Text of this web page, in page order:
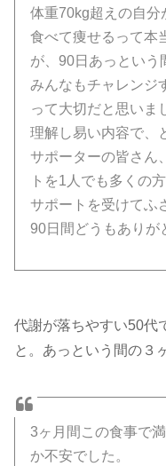
体重70kg超えの自分
食べて痩せるって本
が、90日あっという
みんなもチャレンジ
って大切だと思いま
理解し易い内容で、
サポーターの皆さん
トを1人でも多くの
サポートを受けてふ
90日間どうもありが
代謝が落ちやすい50代
と。あっという間の３
3ヶ月間この食事で
か不安でした。